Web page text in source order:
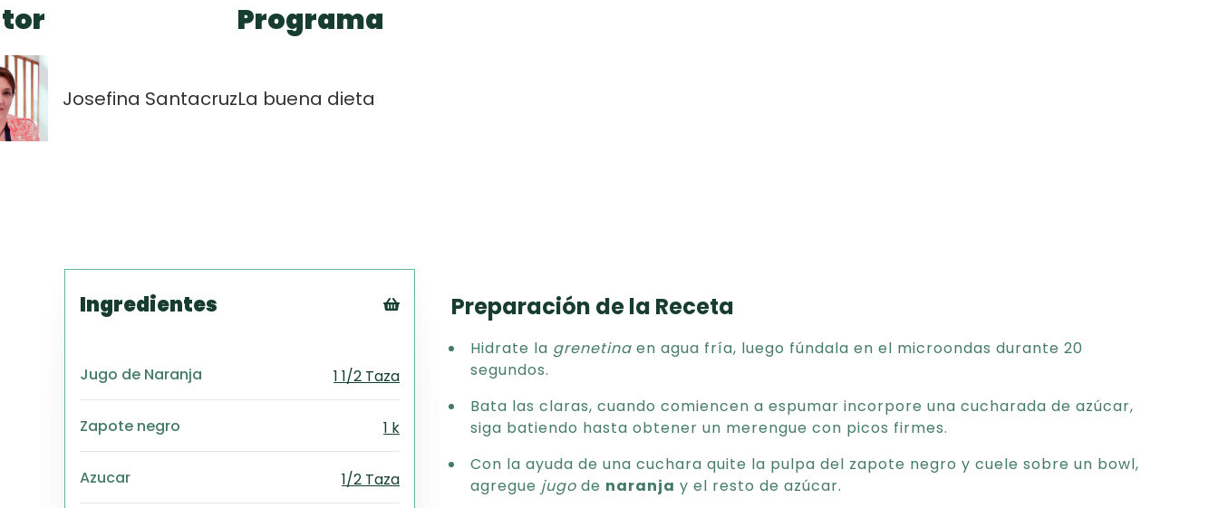
Josefina Santacruz
Programa
La buena dieta
Ingredientes
PDF
Excel
Word
Jugo de Naranja 1 1/2 Taza
Zapote negro 1 k
Azucar 1/2 Taza
Preparación de la Receta
Hidrate la grenetina en agua fría, luego fúndala en el microondas durante 20
segundos.
Bata las claras, cuando comiencen a espumar incorpore una cucharada de azúcar,
siga batiendo hasta obtener un merengue con picos firmes.
Con la ayuda de una cuchara quite la pulpa del zapote negro y cuele sobre un bowl,
agregue jugo de naranja y el resto de azúcar.